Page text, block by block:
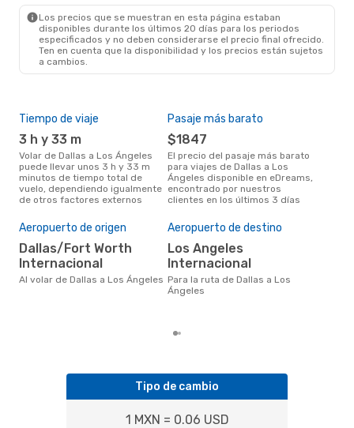
Los precios que se muestran en esta página estaban
disponibles durante los últimos 20 días para los periodos
especificados y no deben considerarse el precio final ofrecido.
Ten en cuenta que la disponibilidad y los precios están sujetos
a cambios.
Tiempo de viaje
3 h y 33 m
Volar de Dallas a Los Ángeles
puede llevar unos 3 h y 33 m
minutos de tiempo total de
vuelo, dependiendo igualmente
de otros factores externos
Pasaje más barato
$1847
El precio del pasaje más barato
para viajes de Dallas a Los
Ángeles disponible en eDreams,
encontrado por nuestros
clientes en los últimos 3 días
Aeropuerto de origen
Dallas/Fort Worth
Internacional
Al volar de Dallas a Los Ángeles
Aeropuerto de destino
Los Angeles
Internacional
Para la ruta de Dallas a Los
Ángeles
Tipo de cambio
1 MXN = 0.06 USD